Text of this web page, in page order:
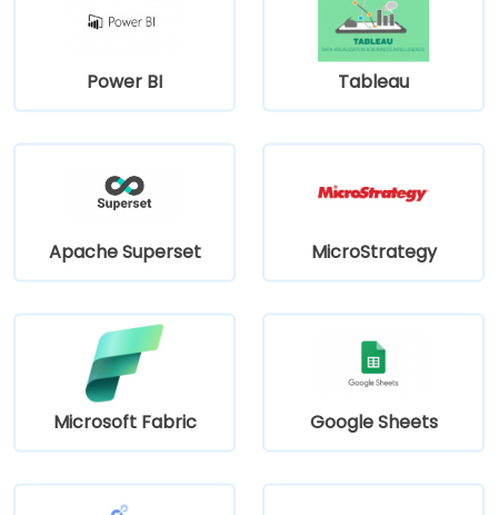
Power BI Tableau
Apache Superset MicroStrategy
Microsoft Fabric Google Sheets